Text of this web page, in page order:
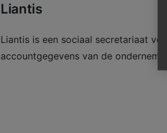
Liantis
Liantis is een sociaal secretariaat
accountgegevens van de